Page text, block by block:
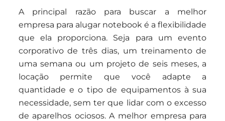
A principal razão para buscar a melhor
empresa para alugar notebook é a flexibilidade
que ela proporciona. Seja para um evento
corporativo de três dias, um treinamento de
uma semana ou um projeto de seis meses, a
locação permite que você adapte a
quantidade e o tipo de equipamentos à sua
necessidade, sem ter que lidar com o excesso
de aparelhos ociosos. A melhor empresa para